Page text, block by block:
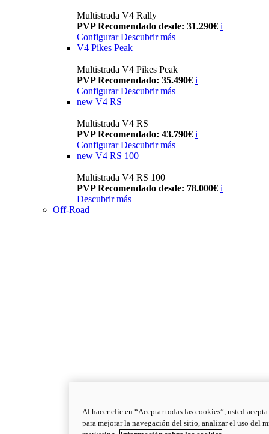
Multistrada V4 Rally
PVP Recomendado desde: 31.290€ i
Configurar Descubrir más
V4 Pikes Peak
Multistrada V4 Pikes Peak
PVP Recomendado: 35.490€ i
Configurar Descubrir más
new V4 RS
Multistrada V4 RS
PVP Recomendado: 43.790€ i
ConfigurarDescubrir más
new V4 RS 100
Multistrada V4 RS 100
PVP Recomendado desde: 78.000€ i
Descubrir más
Off-Road
Al hacer clic en “Aceptar todas las cookies”, usted
para mejorar la navegación del sitio, analizar el uso del